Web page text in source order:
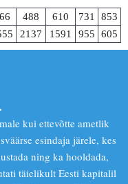
488 610 731
853
2137 1591 955 605
kui ettevõtte ametlik
esindaja järele, kes
ning ka hooldada,
täielikult Eesti kapitalil